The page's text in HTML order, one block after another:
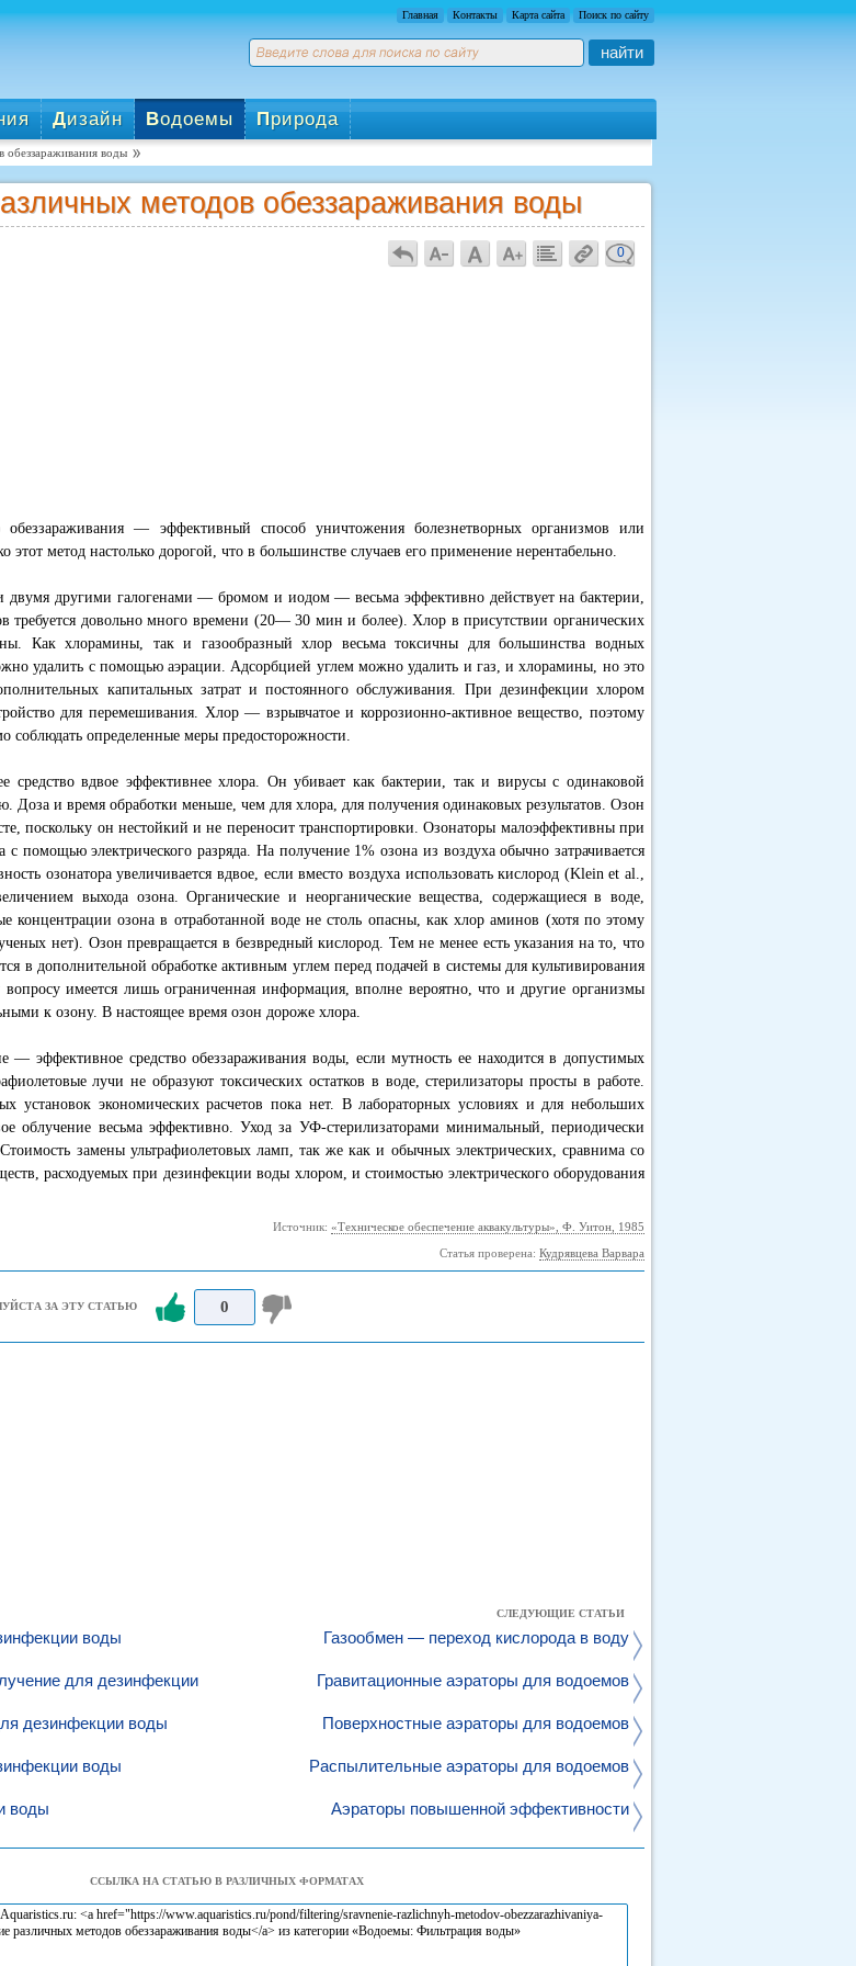
Главная Контакты Карта сайта Поиск по сайту
найти
Дизайн Водоемы Природа
обеззараживания воды
методов обеззараживания воды
0
— эффективный способ уничтожения болезнетворных организмов или
этот метод настолько дорогой, что в большинстве случаев его применение нерентабельно.
двумя другими галогенами — бромом и иодом — весьма эффективно действует на бактерии,
требуется довольно много времени (20— 30 мин и более). Хлор в присутствии органических
Как хлорамины, так и газообразный хлор весьма токсичны для большинства водных
удалить с помощью аэрации. Адсорбцией углем можно удалить и газ, и хлорамины, но это
капитальных затрат и постоянного обслуживания. При дезинфекции хлором
для перемешивания. Хлор — взрывчатое и коррозионно-активное вещество, поэтому
соблюдать определенные меры предосторожности.
средство вдвое эффективнее хлора. Он убивает как бактерии, так и вирусы с одинаковой
Доза и время обработки меньше, чем для хлора, для получения одинаковых результатов. Озон
поскольку он нестойкий и не переносит транспортировки. Озонаторы малоэффективны при
с помощью электрического разряда. На получение 1% озона из воздуха обычно затрачивается
озонатора увеличивается вдвое, если вместо воздуха использовать кислород (Klein et al.,
выхода озона. Органические и неорганические вещества, содержащиеся в воде,
концентрации озона в отработанной воде не столь опасны, как хлор аминов (хотя по этому
нет). Озон превращается в безвредный кислород. Тем не менее есть указания на то, что
в дополнительной обработке активным углем перед подачей в системы для культивирования
вопросу имеется лишь ограниченная информация, вполне вероятно, что и другие организмы
к озону. В настоящее время озон дороже хлора.
— эффективное средство обеззараживания воды, если мутность ее находится в допустимых
лучи не образуют токсических остатков в воде, стерилизаторы просты в работе.
установок экономических расчетов пока нет. В лабораторных условиях и для небольших
облучение весьма эффективно. Уход за УФ-стерилизаторами минимальный, периодически
замены ультрафиолетовых ламп, так же как и обычных электрических, сравнима со
расходуемых при дезинфекции воды хлором, и стоимостью электрического оборудования
Источник: «Техническое обеспечение аквакультуры», Ф. Уитон, 1985
Статья проверена: Кудрявцева Варвара
ЗА ЭТУ СТАТЬЮ 0
воды
для дезинфекции
дезинфекции воды
воды
воды
СЛЕДУЮЩИЕ СТАТЬИ
Газообмен — переход кислорода в воду
Гравитационные аэраторы для водоемов
Поверхностные аэраторы для водоемов
Распылительные аэраторы для водоемов
Аэраторы повышенной эффективности
ССЫЛКА НА СТАТЬЮ В РАЗЛИЧНЫХ ФОРМАТАХ